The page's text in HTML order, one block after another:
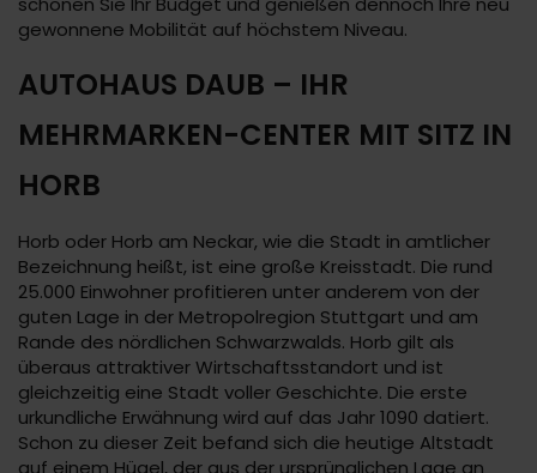
gewonnene Mobilität auf höchstem Niveau.
AUTOHAUS DAUB – IHR
MEHRMARKEN-CENTER MIT SITZ IN
HORB
Horb oder Horb am Neckar, wie die Stadt in amtlicher
Bezeichnung heißt, ist eine große Kreisstadt. Die rund
25.000 Einwohner profitieren unter anderem von der
guten Lage in der Metropolregion Stuttgart und am
Rande des nördlichen Schwarzwalds. Horb gilt als
überaus attraktiver Wirtschaftsstandort und ist
gleichzeitig eine Stadt voller Geschichte. Die erste
urkundliche Erwähnung wird auf das Jahr 1090 datiert.
Schon zu dieser Zeit befand sich die heutige Altstadt
auf einem Hügel, der aus der ursprünglichen Lage an